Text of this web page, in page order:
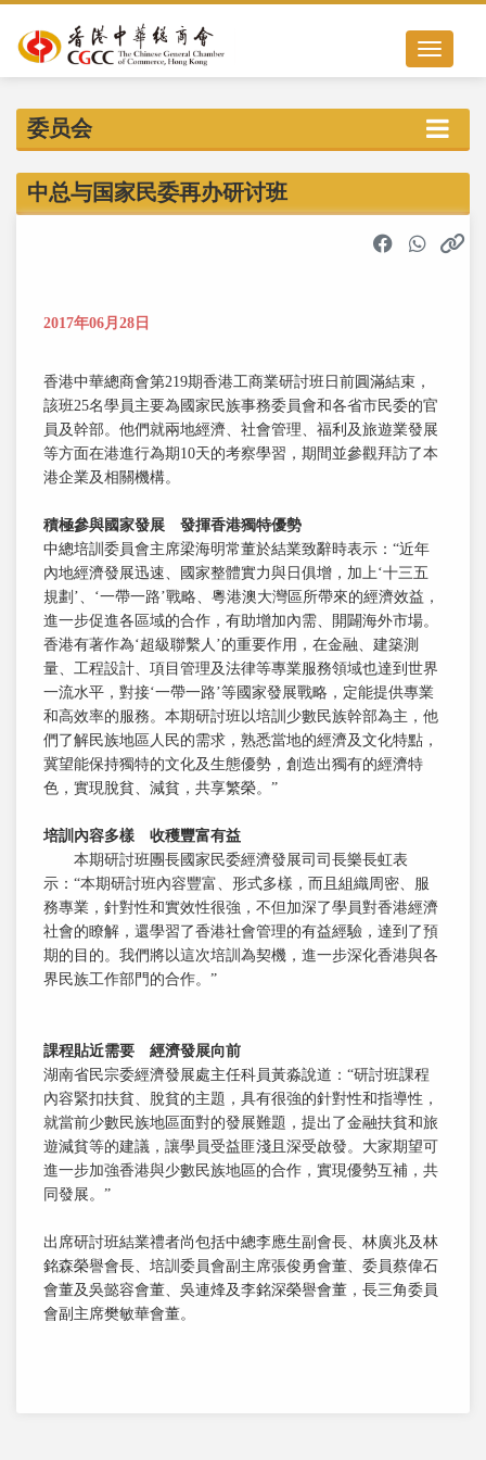
Toggle
委员会
中总与国家民委再办研讨班
2017年06月28日
香港中華總商會第219期香港工商業研討班日前圓滿結束，
該班25名學員主要為國家民族事務委員會和各省市民委的官
員及幹部。他們就兩地經濟、社會管理、福利及旅遊業發展
等方面在港進行為期10天的考察學習，期間並參觀拜訪了本
港企業及相關機構。
積極參與國家發展 發揮香港獨特優勢
中總培訓委員會主席梁海明常董於結業致辭時表示：“近年
內地經濟發展迅速、國家整體實力與日俱增，加上‘十三五
規劃’、‘一帶一路’戰略、粵港澳大灣區所帶來的經濟效益，
進一步促進各區域的合作，有助增加內需、開闢海外市場。
香港有著作為‘超級聯繫人’的重要作用，在金融、建築測
量、工程設計、項目管理及法律等專業服務領域也達到世界
一流水平，對接‘一帶一路’等國家發展戰略，定能提供專業
和高效率的服務。本期研討班以培訓少數民族幹部為主，他
們了解民族地區人民的需求，熟悉當地的經濟及文化特點，
冀望能保持獨特的文化及生態優勢，創造出獨有的經濟特
色，實現脫貧、減貧，共享繁榮。”
培訓內容多樣 收穫豐富有益
本期研討班團長國家民委經濟發展司司長樂長虹表
示：“本期研討班內容豐富、形式多樣，而且組織周密、服
務專業，針對性和實效性很強，不但加深了學員對香港經濟
社會的瞭解，還學習了香港社會管理的有益經驗，達到了預
期的目的。我們將以這次培訓為契機，進一步深化香港與各
界民族工作部門的合作。”
課程貼近需要 經濟發展向前
湖南省民宗委經濟發展處主任科員黃淼說道：“研討班課程
內容緊扣扶貧、脫貧的主題，具有很強的針對性和指導性，
就當前少數民族地區面對的發展難題，提出了金融扶貧和旅
遊減貧等的建議，讓學員受益匪淺且深受啟發。大家期望可
進一步加強香港與少數民族地區的合作，實現優勢互補，共
同發展。”
出席研討班結業禮者尚包括中總李應生副會長、林廣兆及林
銘森榮譽會長、培訓委員會副主席張俊勇會董、委員蔡偉石
會董及吳懿容會董、吳連烽及李銘深榮譽會董，長三角委員
會副主席樊敏華會董。